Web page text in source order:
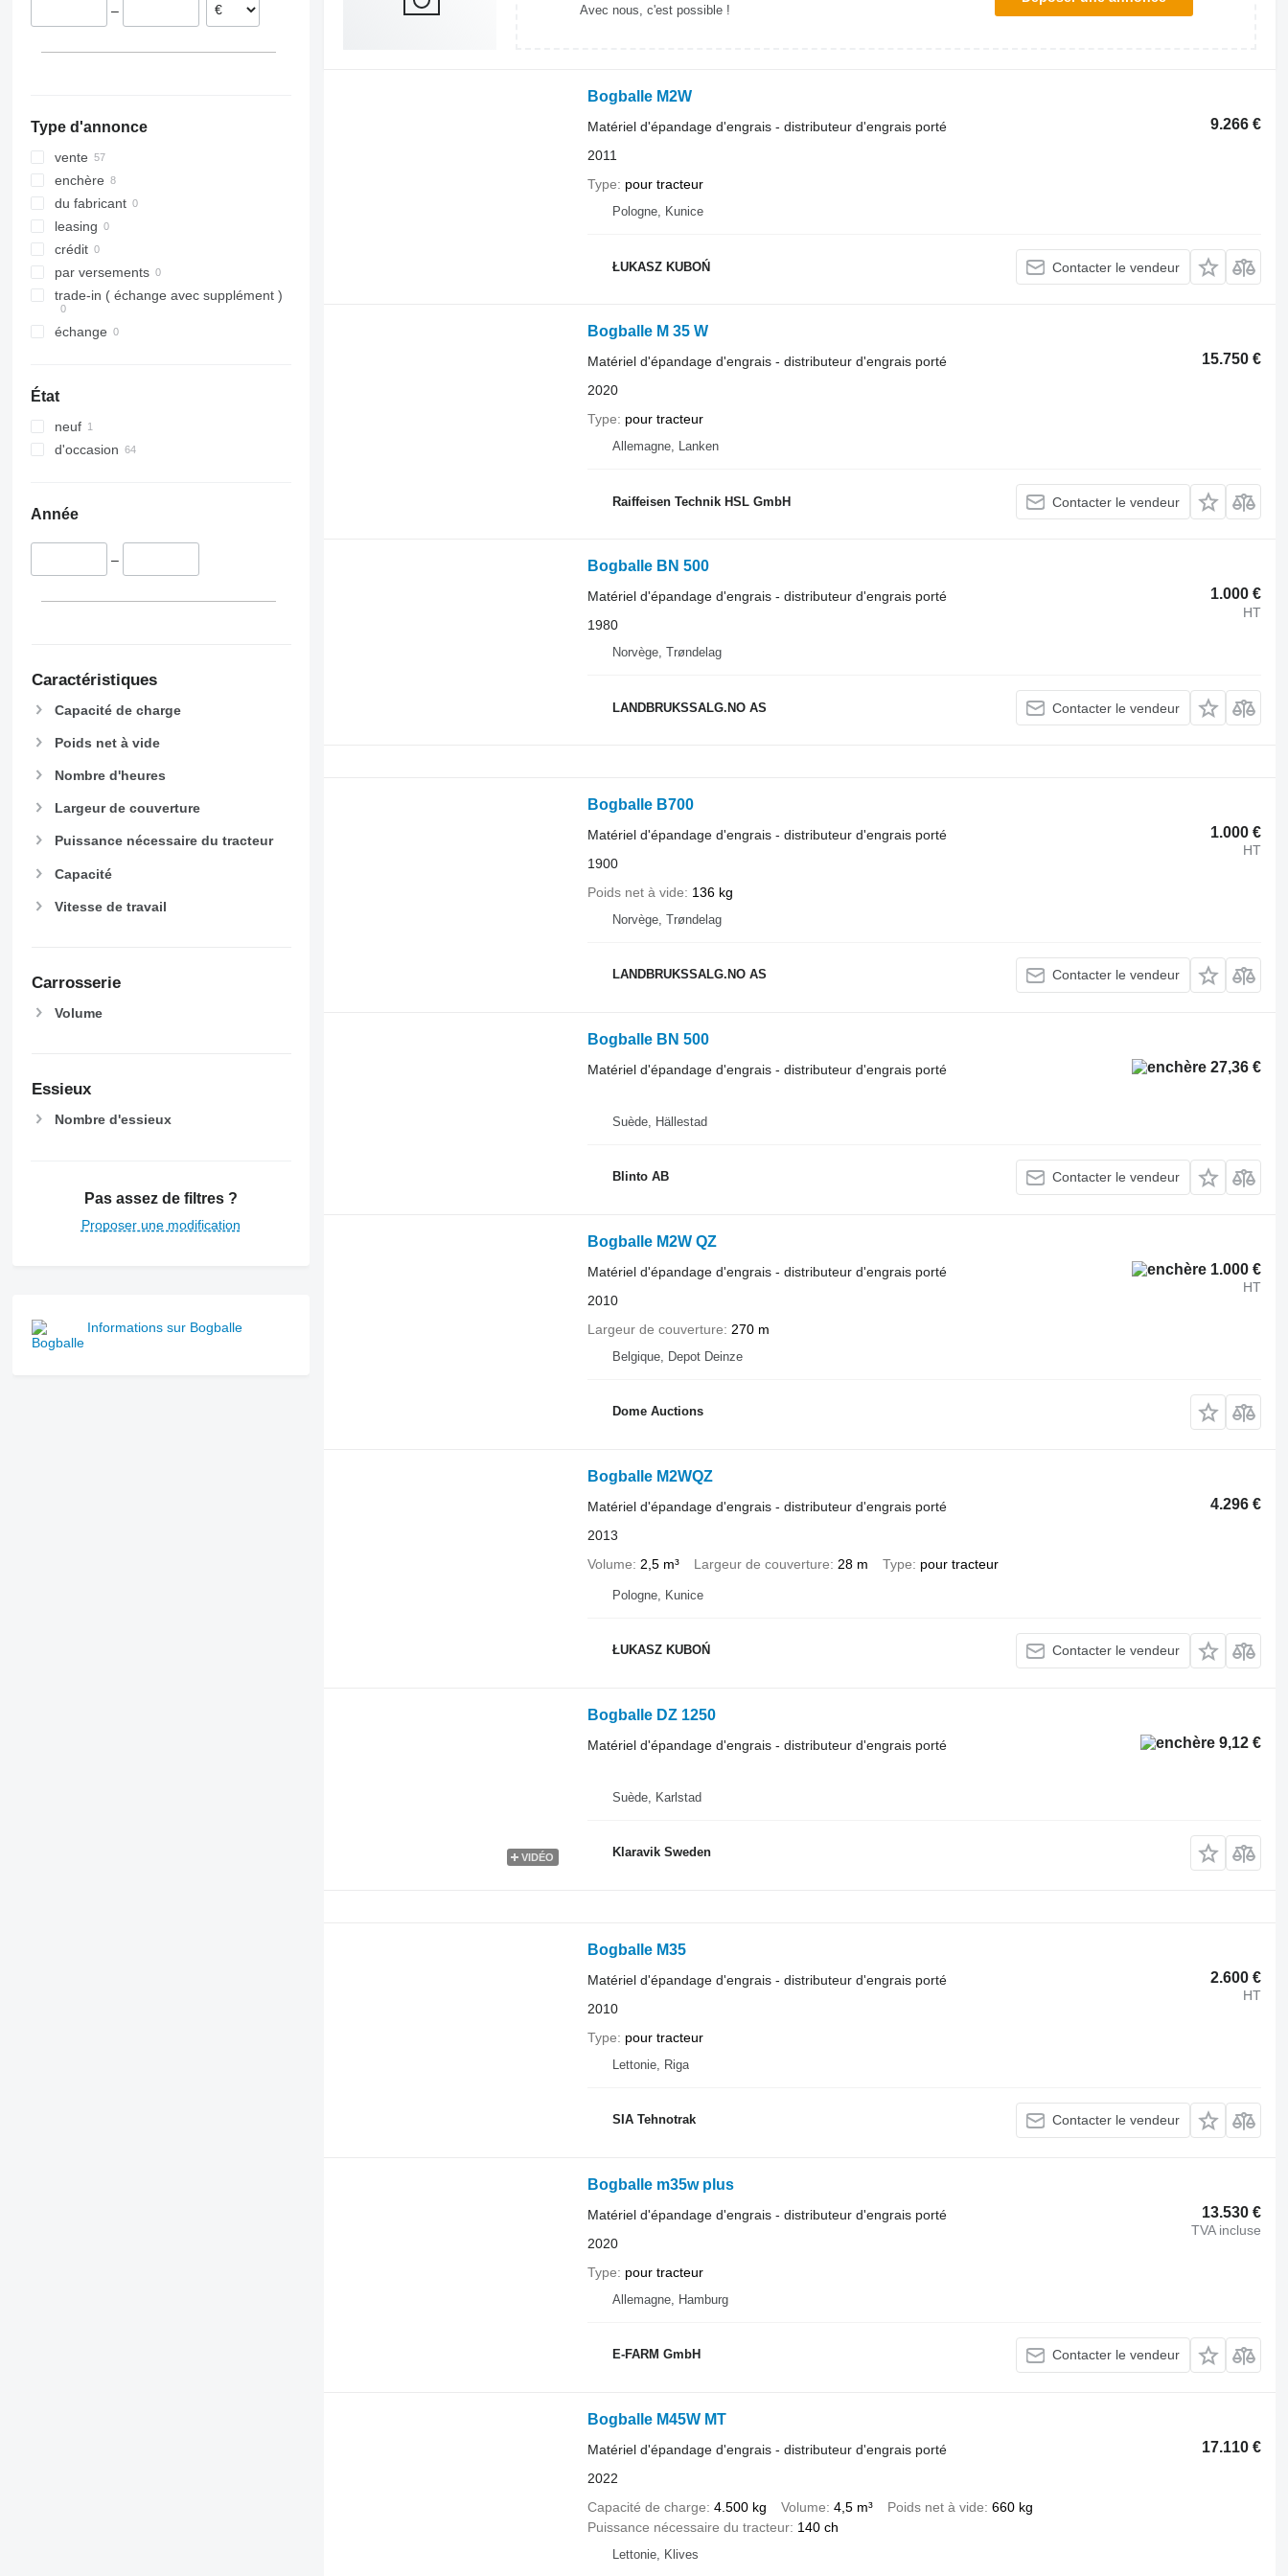
Suède
–
Type d'annonce
vente
enchère
du fabricant
leasing
crédit
par versements
trade-in ( échange avec supplément )
échange
État
neuf
d'occasion
Année
–
Caractéristiques
Capacité de charge
Poids net à vide
Nombre d'heures
Largeur de couverture
Puissance nécessaire du tracteur
Capacité
Vitesse de travail
Carrosserie
Volume
Essieux
Nombre d'essieux
Pas assez de filtres ?
Proposer une modification
Informations sur Bogballe
Avec nous, c'est possible !
Bogballe M2W
9.266 €
Matériel d'épandage d'engrais - distributeur d'engrais porté
2011
Type
pour tracteur
Pologne, Kunice
ŁUKASZ KUBOŃ Contacter le vendeur
Bogballe M 35 W
15.750 €
Matériel d'épandage d'engrais - distributeur d'engrais porté
2020
Type
pour tracteur
Allemagne, Lanken
Raiffeisen Technik HSL GmbH Contacter le vendeur
Bogballe BN 500
1.000 €
HT
Matériel d'épandage d'engrais - distributeur d'engrais porté
1980
Norvège, Trøndelag
LANDBRUKSSALG.NO AS Contacter le vendeur
Bogballe B700
1.000 €
HT
Matériel d'épandage d'engrais - distributeur d'engrais porté
1900
Poids net à vide
136 kg
Norvège, Trøndelag
LANDBRUKSSALG.NO AS Contacter le vendeur
Bogballe BN 500
27,36 €
Matériel d'épandage d'engrais - distributeur d'engrais porté
Suède, Hällestad
Blinto AB Contacter le vendeur
Bogballe M2W QZ
1.000 €
HT
Matériel d'épandage d'engrais - distributeur d'engrais porté
2010
Largeur de couverture
270 m
Belgique, Depot Deinze
Dome Auctions
Bogballe M2WQZ
4.296 €
Matériel d'épandage d'engrais - distributeur d'engrais porté
2013
Volume
2,5 m³ Largeur de couverture 28 m Type pour tracteur
Pologne, Kunice
ŁUKASZ KUBOŃ Contacter le vendeur
VIDÉO
Bogballe DZ 1250
9,12 €
Matériel d'épandage d'engrais - distributeur d'engrais porté
Suède, Karlstad
Klaravik Sweden
Bogballe M35
2.600 €
HT
Matériel d'épandage d'engrais - distributeur d'engrais porté
2010
Type
pour tracteur
Lettonie, Riga
SIA Tehnotrak Contacter le vendeur
Bogballe m35w plus
13.530 €
TVA incluse
Matériel d'épandage d'engrais - distributeur d'engrais porté
2020
Type
pour tracteur
Allemagne, Hamburg
E-FARM GmbH Contacter le vendeur
Bogballe M45W MT
17.110 €
Matériel d'épandage d'engrais - distributeur d'engrais porté
2022
Capacité de charge 4.500 kg Volume 4,5 m³ Poids net à vide 660 kg
Puissance nécessaire du tracteur 140 ch
Lettonie, Klives